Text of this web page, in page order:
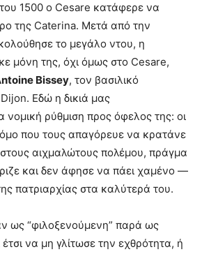
του 1500 ο Cesare κατάφερε να
της Caterina. Μετά από την
το μεγάλο ντου, η
μόνη της, όχι όμως στο Cesare,
Bissey, τον βασιλικό
Εδώ η δικιά μας
νομική ρύθμιση προς όφελος της: οι
που τους απαγόρευε να κρατάνε
αιχμαλώτους πολέμου, πράγμα
και δεν άφησε να πάει χαμένο —
πατριαρχίας στα καλύτερά του.
ως “φιλοξενούμενη” παρά ως
να μη γλίτωσε την εχθρότητα, ή